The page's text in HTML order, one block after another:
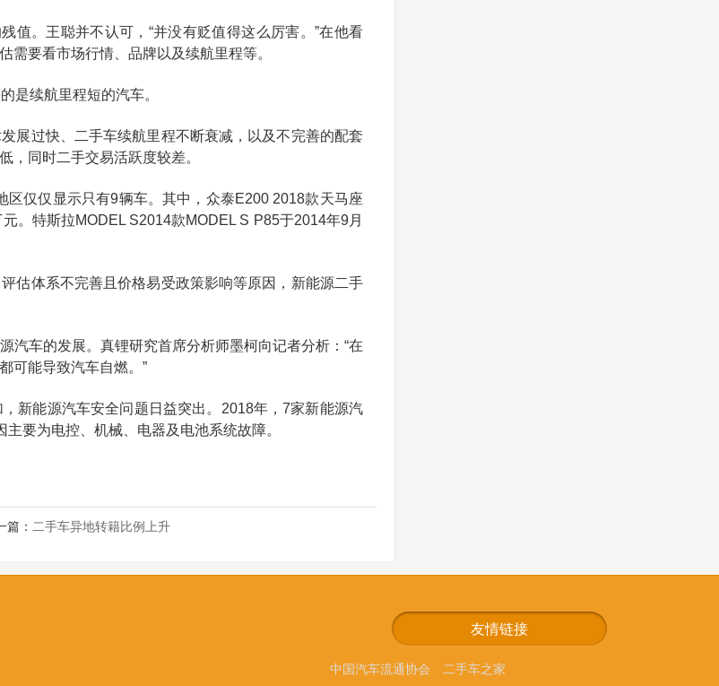
值。王聪并不认可，“并没有贬值得这么厉害。”在他看
需要看市场行情、品牌以及续航里程等。
是续航里程短的汽车。
展过快、二手车续航里程不断衰减，以及不完善的配套
，同时二手交易活跃度较差。
区仅仅显示只有9辆车。其中，众泰E200 2018款天马座
。特斯拉MODEL S2014款MODEL S P85于2014年9月
估体系不完善且价格易受政策影响等原因，新能源二手
汽车的发展。真锂研究首席分析师墨柯向记者分析：“在
可能导致汽车自燃。”
新能源汽车安全问题日益突出。2018年，7家新能源汽
要为电控、机械、电器及电池系统故障。
篇： 二手车异地转籍比例上升
友情链接
中国汽车流通协会 二手车之家